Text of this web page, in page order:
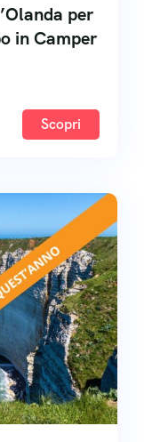
per
in Camper
Scopri